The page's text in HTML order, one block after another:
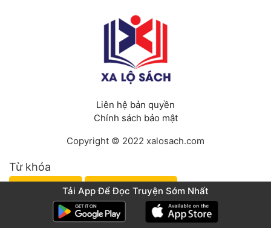
Liên hệ bản quyền
Chính sách bảo mật
Copyright © 2022 xalosach.com
Từ khóa
Truyện tranh Truyện Kỳ Huyễn
Truyện Võ Hiệp Truyện Mưu Mô
Tải App Để Đọc Truyện Sớm Nhất